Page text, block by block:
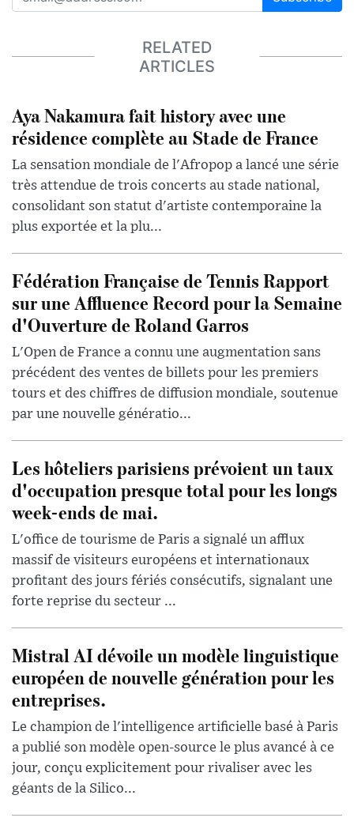
RELATED
ARTICLES
Aya Nakamura fait history avec une
résidence complète au Stade de France
La sensation mondiale de l'Afropop a lancé une série
très attendue de trois concerts au stade national,
consolidant son statut d'artiste contemporaine la
plus exportée et la plu...
Fédération Française de Tennis Rapport
sur une Affluence Record pour la Semaine
d'Ouverture de Roland Garros
L'Open de France a connu une augmentation sans
précédent des ventes de billets pour les premiers
tours et des chiffres de diffusion mondiale, soutenue
par une nouvelle génératio...
Les hôteliers parisiens prévoient un taux
d'occupation presque total pour les longs
week-ends de mai.
L'office de tourisme de Paris a signalé un afflux
massif de visiteurs européens et internationaux
profitant des jours fériés consécutifs, signalant une
forte reprise du secteur ...
Mistral AI dévoile un modèle linguistique
européen de nouvelle génération pour les
entreprises.
Le champion de l'intelligence artificielle basé à Paris
a publié son modèle open-source le plus avancé à ce
jour, conçu explicitement pour rivaliser avec les
géants de la Silico...